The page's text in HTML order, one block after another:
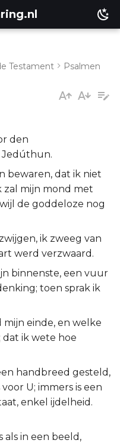
Testament Psalmen
den
Jedúthun.
bewaren, dat ik niet
zal mijn mond met
de goddeloze nog
ik zweeg van
werd verzwaard.
binnenste, een vuur
toen sprak ik
mijn einde, en welke
dat ik wete hoe
handbreed gesteld,
U; immers is een
enkel ijdelheid.
als in een beeld,